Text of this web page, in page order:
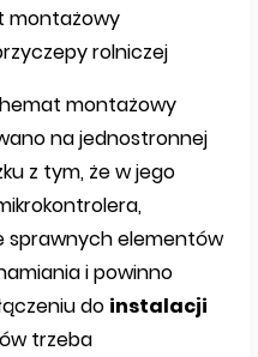
montażowy
rolniczej
montażowy
na jednostronnej
z tym, że w jego
sprawnych elementów
i powinno
do instalacji
trzeba